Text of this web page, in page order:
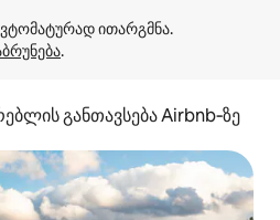
.
განთავსება Airbnb‑ზე